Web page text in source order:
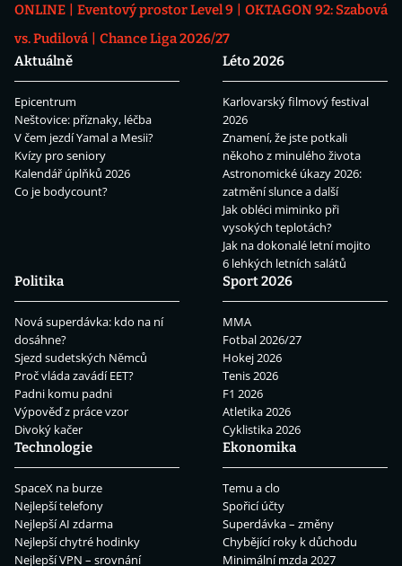
ONLINE
Eventový prostor Level 9
OKTAGON 92: Szabová
vs. Pudilová
Chance Liga 2026/27
Aktuálně
Epicentrum
Neštovice: příznaky, léčba
V čem jezdí Yamal a Mesii?
Kvízy pro seniory
Kalendář úplňků 2026
Co je bodycount?
Léto 2026
Karlovarský filmový festival
2026
Znamení, že jste potkali
někoho z minulého života
Astronomické úkazy 2026:
zatmění slunce a další
Jak obléci miminko při
vysokých teplotách?
Jak na dokonalé letní mojito
6 lehkých letních salátů
Politika
Nová superdávka: kdo na ní
dosáhne?
Sjezd sudetských Němců
Proč vláda zavádí EET?
Padni komu padni
Výpověď z práce vzor
Divoký kačer
Sport 2026
MMA
Fotbal 2026/27
Hokej 2026
Tenis 2026
F1 2026
Atletika 2026
Cyklistika 2026
Technologie
SpaceX na burze
Nejlepší telefony
Nejlepší AI zdarma
Nejlepší chytré hodinky
Nejlepší VPN – srovnání
Ekonomika
Temu a clo
Spořicí účty
Superdávka – změny
Chybějící roky k důchodu
Minimální mzda 2027